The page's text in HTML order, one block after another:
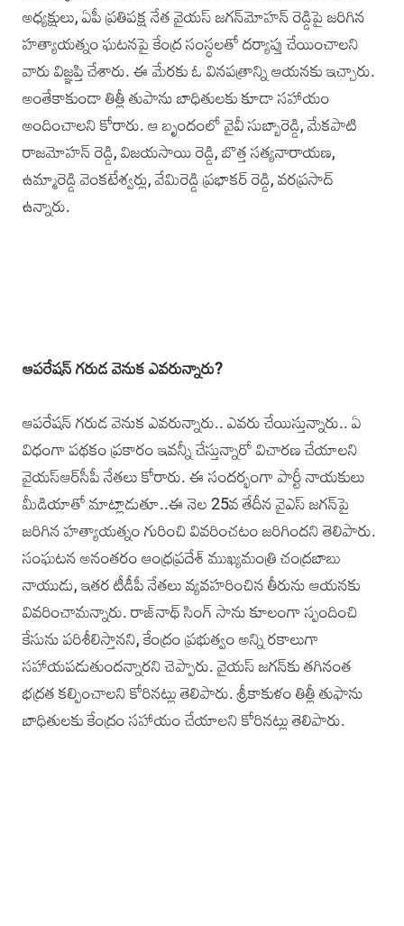
అధ్యక్షులు, ఏపీ ప్రతిపక్ష నేత వైయ‌స్‌ జగన్‌మోహన్‌ రెడ్డిపై జరిగిన
హత్యాయత్నం ఘటనపై కేంద్ర సంస్థలతో దర్యాప్తు చేయించాలని
వారు విజ్ఞప్తి చేశారు. ఈ మేరకు ఓ వినపత్రాన్ని ఆయనకు ఇచ్చారు.
అంతేకాకుండా తిత్లీ తుపాను బాధితులకు కూడా సహాయం
అందించాలని కోరారు. ఆ బృందంలో వైవీ సుబ్బారెడ్డి, మేకపాటి
రాజమోహన్‌ రెడ్డి, విజయసాయి రెడ్డి, బొత్త సత్యనారాయణ,
ఉమ్మారెడ్డి వెంకటేశ్వర్లు, వేమిరెడ్డి ప్రభాకర్‌ రెడ్డి, వరప్రసాద్‌
ఉన్నారు.
ఆపరేషన్‌ గరుడ వెనుక ఎవరున్నారు?
ఆపరేషన్‌ గరుడ వెనుక ఎవరున్నారు.. ఎవరు చేయిస్తున్నారు.. ఏ
విధంగా పథకం ప్రకారం ఇవన్నీ చేస్తున్నారో విచారణ చేయాలని
వైయ‌స్ఆర్‌సీపీ నేత‌లు కోరారు. ఈ సంద‌ర్భంగా పార్టీ నాయ‌కులు
మీడియాతో మాట్లాడుతూ..ఈ నెల 25వ తేదీన వైఎస్‌ జగన్‌పై
జరిగిన హత్యాయత్నం గురించి వివరించటం జరిగిందని తెలిపారు.
సంఘటన అనంతరం ఆంధ్రప్రదేశ్‌ ముఖ్యమంత్రి చంద్రబాబు
నాయుడు, ఇతర టీడీపీ నేతలు వ్యవహరించిన తీరును ఆయనకు
వివరించామన్నారు. రాజ్‌నాథ్‌ సింగ్‌ సాను కూలంగా స్పందించి
కేసును పరిశీలిస్తానని, కేంద్రం ప్రభుత్వం అన్ని రకాలుగా
సహాయపడుతుందన్నారని చెప్పారు. వైయ‌స్‌ జగన్‌కు తగినంత
భద్రత కల్పించాలని కోరినట్లు తెలిపారు. శ్రీకాకుళం తిత్లీ తుఫాను
బాధితులకు కేంద్రం సహాయం చేయాలని కోరినట్లు తెలిపారు.